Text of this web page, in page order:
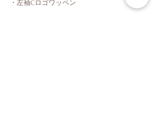
・左袖Cロゴワッペン